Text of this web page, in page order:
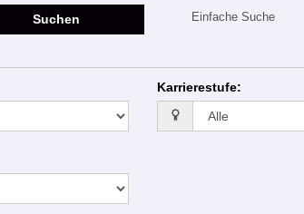
Suchen Einfache Suche
Karrierestufe: